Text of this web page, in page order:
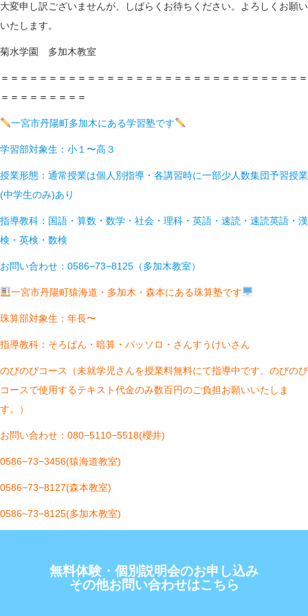
大変申し訳ございませんが、しばらくお待ちください。よろしくお願い
いたします。
菊水学園 多加木教室
＝＝＝＝＝＝＝＝＝＝＝＝＝＝＝＝＝＝＝＝＝＝＝＝＝＝＝＝＝＝＝＝
＝＝＝＝＝＝＝＝＝
一宮市丹陽町多加木にある学習塾です
学習部対象生：小１〜高３
授業形態：通常授業は個人別指導・各講習時に一部少人数集団予習授業
(中学生のみ)あり
指導教科：国語・算数・数学・社会・理科・英語・速読・速読英語・漢
検・英検・数検
お問い合わせ：0586−73−8125（多加木教室）
一宮市丹陽町猿海道・多加木・森本にある珠算塾です
珠算部対象生：年長〜
指導教科：そろばん・暗算・パッソロ・さんすうけいさん
のびのびコース（未就学児さんを授業料無料にて指導中です。のびのび
コースで使用するテキスト代金のみ数百円のご負担お願いいたしま
す。）
お問い合わせ：080−5110−5518(櫻井)
0586−73−3456(猿海道教室)
0586−73−8127(森本教室)
0586~73−8125(多加木教室)
無料体験・個別説明会のお申し込み
その他お問い合わせはこちら